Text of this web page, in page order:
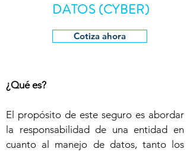
DATOS (CYBER)
Cotiza ahora
¿Qué es?
El propósito de este seguro es abordar
la responsabilidad de una entidad en
cuanto al manejo de datos, tanto los